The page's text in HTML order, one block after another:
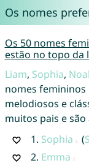
Os nomes
Os 50 nomes
estão no topo da
Liam, Sophia,
nomes femininos
melodiosos e
muitos pais e
1. Sophia (
2. Emma